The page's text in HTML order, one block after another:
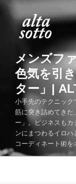
メンズフ
色気を引
ター」|
小手先のテクニック
筋に突き詰めてきた
ー」。ビジネスもカ
ンにまつわるイロ
コーディネート術を